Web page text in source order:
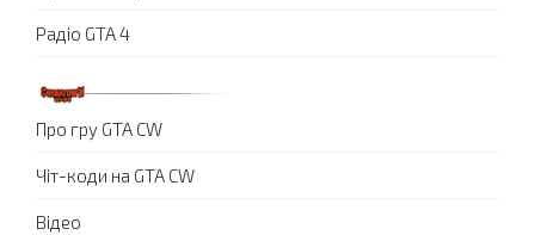
Радіо GTA 4
Про гру GTA CW
Чіт-коди на GTA CW
Відео